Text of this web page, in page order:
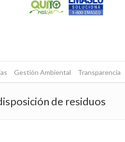
Gestión Ambiental Transparencia
de residuos